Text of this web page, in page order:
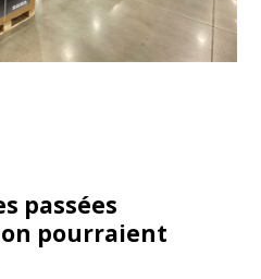
passées
pourraient